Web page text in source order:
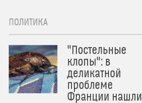
ПОЛИТИКА
"Постельные
клопы": в
деликатной
проблеме
Франции нашли